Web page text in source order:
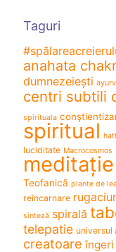
Taguri
anahata
dumnezeiești
centri subtili
spirituala
spiritual
luciditate Macrocosmos
meditație
Teofanică plante de
reîncarnare
sinteză spirală
telepatie universul
creatoare îngeri